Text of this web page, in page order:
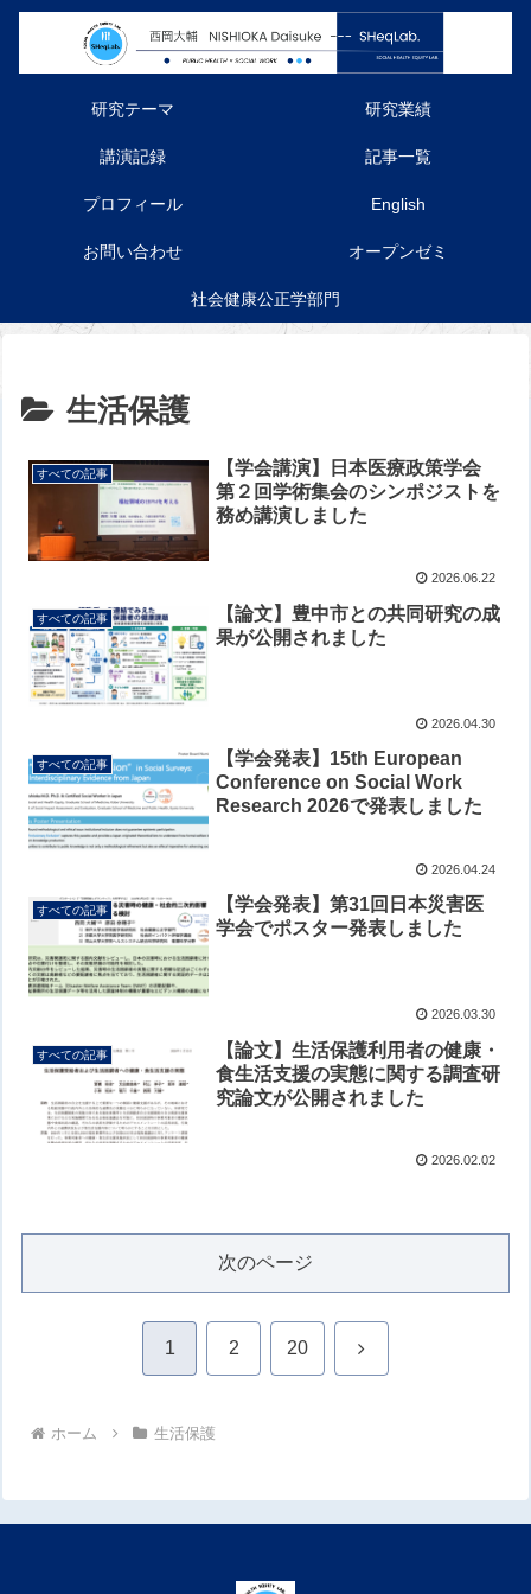
研究テーマ 研究業績
講演記録 記事一覧
プロフィール English
お問い合わせ オープンゼミ
社会健康公正学部門
生活保護
すべての記事
【学会講演】日本医療政策学会
第２回学術集会のシンポジストを
務め講演しました
2026.06.22
すべての記事
【論文】豊中市との共同研究の成
果が公開されました
2026.04.30
すべての記事
【学会発表】15th European
Conference on Social Work
Research 2026で発表しました
2026.04.24
すべての記事
【学会発表】第31回日本災害医
学会でポスター発表しました
2026.03.30
すべての記事
【論文】生活保護利用者の健康・
食生活支援の実態に関する調査研
究論文が公開されました
2026.02.02
次のページ
1 2 20 次
ホーム 生活保護